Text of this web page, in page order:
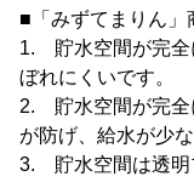
■「みずてまりん」
1. 貯水空間が完全
ぼれにくいです。
2. 貯水空間が完全
が防げ、給水が少
3. 貯水空間は透明